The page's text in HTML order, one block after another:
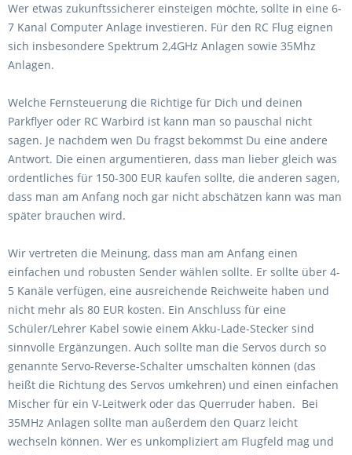
Wer etwas zukunftssicherer einsteigen möchte, sollte in eine 6-
7 Kanal Computer Anlage investieren. Für den RC Flug eignen
sich insbesondere Spektrum 2,4GHz Anlagen sowie 35Mhz
Anlagen.
Welche Fernsteuerung die Richtige für Dich und deinen
Parkflyer oder RC Warbird ist kann man so pauschal nicht
sagen. Je nachdem wen Du fragst bekommst Du eine andere
Antwort. Die einen argumentieren, dass man lieber gleich was
ordentliches für 150-300 EUR kaufen sollte, die anderen sagen,
dass man am Anfang noch gar nicht abschätzen kann was man
später brauchen wird.
Wir vertreten die Meinung, dass man am Anfang einen
einfachen und robusten Sender wählen sollte. Er sollte über 4-
5 Kanäle verfügen, eine ausreichende Reichweite haben und
nicht mehr als 80 EUR kosten. Ein Anschluss für eine
Schüler/Lehrer Kabel sowie einem Akku-Lade-Stecker sind
sinnvolle Ergänzungen. Auch sollte man die Servos durch so
genannte Servo-Reverse-Schalter umschalten können (das
heißt die Richtung des Servos umkehren) und einen einfachen
Mischer für ein V-Leitwerk oder das Querruder haben. Bei
35MHz Anlagen sollte man außerdem den Quarz leicht
wechseln können. Wer es unkompliziert am Flugfeld mag und